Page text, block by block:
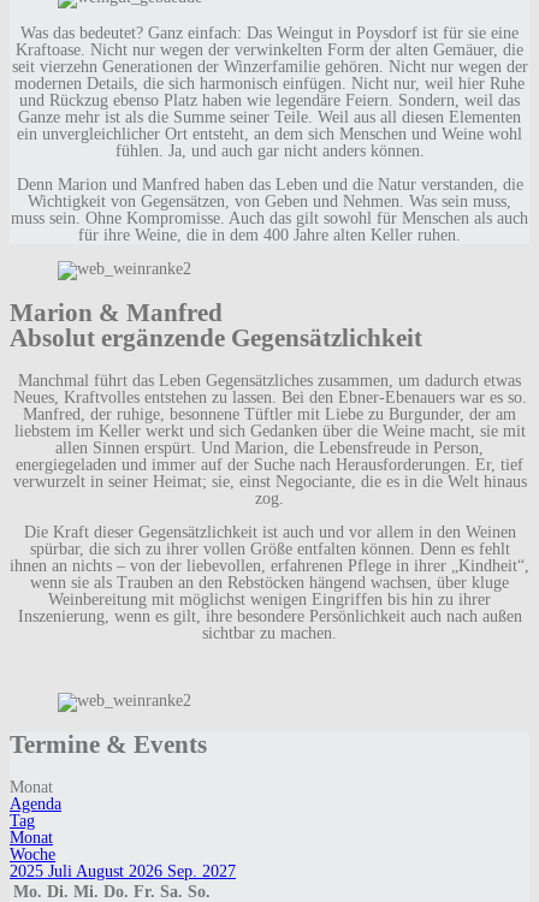
Was das bedeutet? Ganz einfach: Das Weingut in Poysdorf ist für sie eine
Kraftoase. Nicht nur wegen der verwinkelten Form der alten Gemäuer, die
seit vierzehn Generationen der Winzerfamilie gehören. Nicht nur wegen der
modernen Details, die sich harmonisch einfügen. Nicht nur, weil hier Ruhe
und Rückzug ebenso Platz haben wie legendäre Feiern. Sondern, weil das
Ganze mehr ist als die Summe seiner Teile. Weil aus all diesen Elementen
ein unvergleichlicher Ort entsteht, an dem sich Menschen und Weine wohl
fühlen. Ja, und auch gar nicht anders können.
Denn Marion und Manfred haben das Leben und die Natur verstanden, die
Wichtigkeit von Gegensätzen, von Geben und Nehmen. Was sein muss,
muss sein. Ohne Kompromisse. Auch das gilt sowohl für Menschen als auch
für ihre Weine, die in dem 400 Jahre alten Keller ruhen.
Marion & Manfred
Absolut ergänzende Gegensätzlichkeit
Manchmal führt das Leben Gegensätzliches zusammen, um dadurch etwas
Neues, Kraftvolles entstehen zu lassen. Bei den Ebner-Ebenauers war es so.
Manfred, der ruhige, besonnene Tüftler mit Liebe zu Burgunder, der am
liebstem im Keller werkt und sich Gedanken über die Weine macht, sie mit
allen Sinnen erspürt. Und Marion, die Lebensfreude in Person,
energiegeladen und immer auf der Suche nach Herausforderungen. Er, tief
verwurzelt in seiner Heimat; sie, einst Negociante, die es in die Welt hinaus
zog.
Die Kraft dieser Gegensätzlichkeit ist auch und vor allem in den Weinen
spürbar, die sich zu ihrer vollen Größe entfalten können. Denn es fehlt
ihnen an nichts – von der liebevollen, erfahrenen Pflege in ihrer „Kindheit“,
wenn sie als Trauben an den Rebstöcken hängend wachsen, über kluge
Weinbereitung mit möglichst wenigen Eingriffen bis hin zu ihrer
Inszenierung, wenn es gilt, ihre besondere Persönlichkeit auch nach außen
sichtbar zu machen.
Termine & Events
Monat
Agenda
Tag
Monat
Woche
2025 Juli August 2026 Sep. 2027
Mo. Di. Mi. Do. Fr. Sa. So.